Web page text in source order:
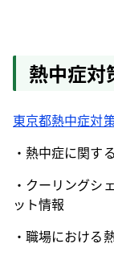
熱中症対
東京都熱中症対
・熱中症に関す
・クーリングシ
ット情報
・職場における